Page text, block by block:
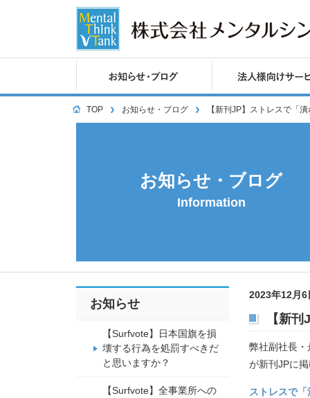
TOP お知らせ・ブログ 【新刊JP】ストレスで「
お知らせ・ブログ
Information
2023年12月
【新
弊社副社長
が新刊JPに
ストレスで
お知らせ
【Surfvote】日本国旗を損
壊する行為を処罰すべきだ
と思いますか？
【Surfvote】全事業所への